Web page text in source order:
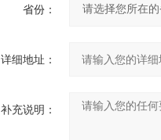
省份：
详细地址：
补充说明：